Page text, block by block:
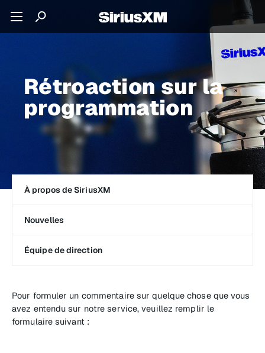
Rétroaction sur la
programmation
À propos de SiriusXM
Nouvelles
Équipe de direction
Pour formuler un commentaire sur quelque chose que vous
avez entendu sur notre service, veuillez remplir le
formulaire suivant :